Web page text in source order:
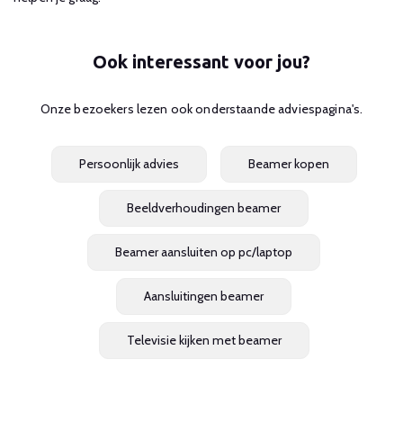
Ook interessant voor jou?
Onze bezoekers lezen ook onderstaande adviespagina's.
Persoonlijk advies Beamer kopen
Beeldverhoudingen beamer
Beamer aansluiten op pc/laptop
Aansluitingen beamer
Televisie kijken met beamer